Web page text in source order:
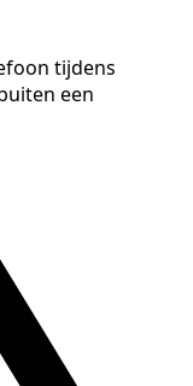
tijdens
een